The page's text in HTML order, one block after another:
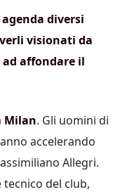
diversi
visionati da
ad affondare il
Milan. Gli uomini di
accelerando
Allegri.
del club,